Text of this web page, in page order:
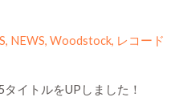
, NEWS, Woodstock, レコード
イトルをUPしました！